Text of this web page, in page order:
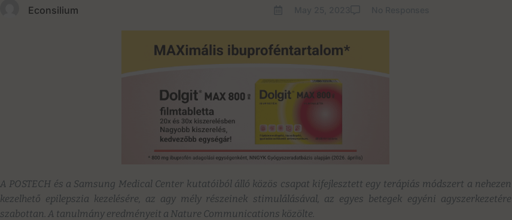
Econsilium
A POSTECH és a Samsung Medical Center kutatóiból álló közös csapat kifejlesztett egy terápiás módszert a nehezen
kezelhető epilepszia kezelésére, az agy mély részeinek stimulálásával, az egyes betegek egyéni agyszerkezetére
szabottan. A tanulmány eredményeit a Nature Communications közölte.